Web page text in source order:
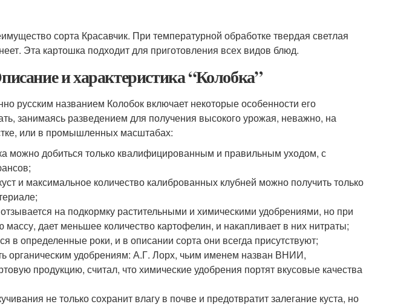
сорта Красавчик. При температурной обработке твердая светлая
Эта картошка подходит для приготовления всех видов блюд.
и характеристика “Колобка”
русским названием Колобок включает некоторые особенности его
занимаясь разведением для получения высокого урожая, неважно, на
или в промышленных масштабах:
можно добиться только квалифицированным и правильным уходом, с
и максимальное количество калиброванных клубней можно получить только
на подкормку растительными и химическими удобрениями, но при
массу, дает меньшее количество картофелин, и накапливает в них нитраты;
в определенные роки, и в описании сорта они всегда присутствуют;
органическим удобрениям: А.Г. Лорх, чьим именем назван ВНИИ,
продукцию, считал, что химические удобрения портят вкусовые качества
не только сохранит влагу в почве и предотвратит залегание куста, но